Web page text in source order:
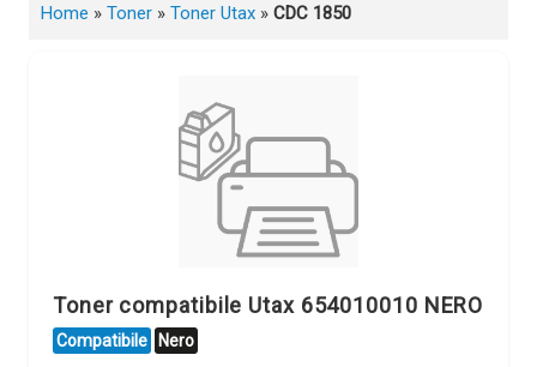
Home » Toner » Toner Utax » CDC 1850
Toner compatibile Utax 654010010 NERO
Compatibile Nero